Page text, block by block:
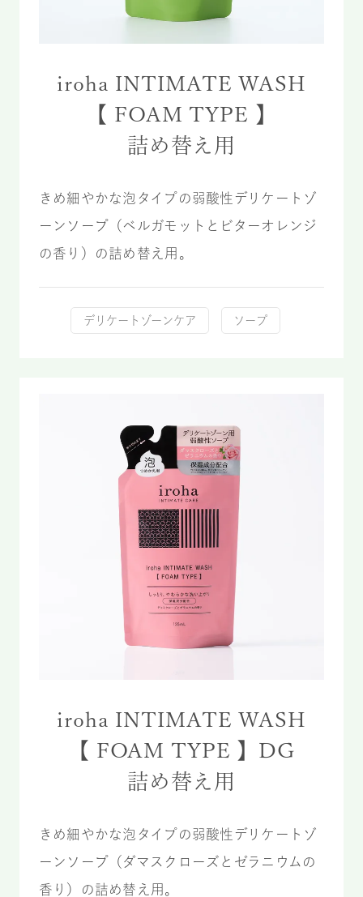
iroha INTIMATE WASH
【 FOAM TYPE 】
詰め替え用
きめ細やかな泡タイプの弱酸性デリケートゾ
ーンソープ（ベルガモットとビターオレンジ
の香り）の詰め替え用。
デリケートゾーンケア ソープ
iroha INTIMATE WASH
【 FOAM TYPE 】DG
詰め替え用
きめ細やかな泡タイプの弱酸性デリケートゾ
ーンソープ（ダマスクローズとゼラニウムの
香り）の詰め替え用。